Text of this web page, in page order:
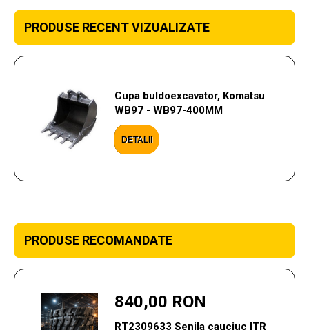
PRODUSE RECENT VIZUALIZATE
Cupa buldoexcavator, Komatsu
WB97 - WB97-400MM
DETALII
PRODUSE RECOMANDATE
840,00 RON
RT2309633 Senila cauciuc ITR